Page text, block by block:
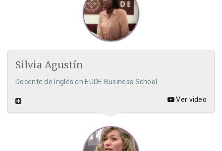
Silvia Agustín
Docente de Inglés en EUDE Business School
Ver video